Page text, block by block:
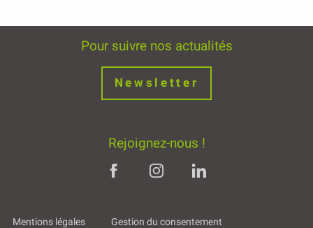
Pour suivre nos actualités
Newsletter
Rejoignez-nous !
Mentions légales Gestion du consentement